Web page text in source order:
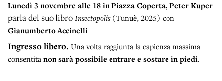
Lunedì 3 novembre alle 18 in Piazza Coperta, Peter Kuper
parla del suo libro Insectopolis (Tunuè, 2025) con
Gianumberto Accinelli
Ingresso libero. Una volta raggiunta la capienza massima
consentita non sarà possibile entrare e sostare in piedi.